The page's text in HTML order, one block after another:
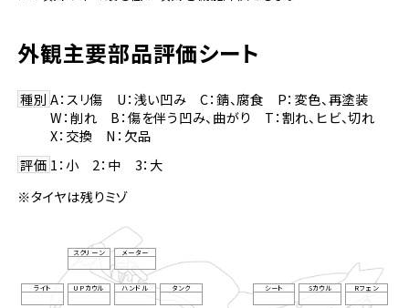
外観主要部品評価シート
種別 A：スリ傷 U：浅い凹み C：錆、腐食 P：変色、再塗装
W：削れ B：傷を伴う凹み、曲がり T：割れ、ヒビ、切れ
X：交換 N：欠品
評価 1：小 2：中 3：大
※タイヤは残りミゾ
スクリーン メーター
ライト UPカウル ハンドル タンク シート Sカウル Rフェン